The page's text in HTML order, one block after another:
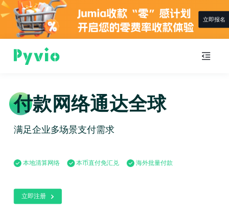
立即报名
付款网络通达全球
满足企业多场景支付需求
本地清算网络 本币直付免汇兑 海外批量付款
立即注册